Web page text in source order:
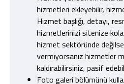
hizmetleri ekleyebilir,
Hizmet başlığı, detayı,
hizmetlerinizi sitenize
hizmet sektöründe
vermiyorsanız hizmetler
kaldırabilirsiniz, pasif
Foto galeri bölümünü